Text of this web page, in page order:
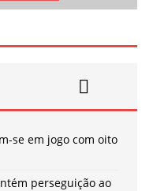
se em jogo com oito
perseguição ao